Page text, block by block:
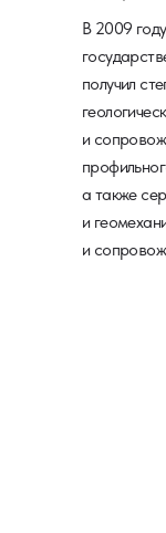
В 2009
получил
и
а также
и
и